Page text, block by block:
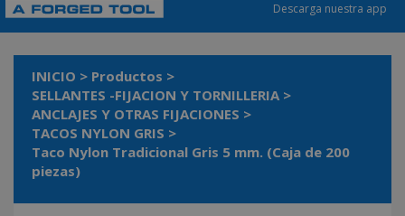
Descarga nuestra app
INICIO > Productos >
SELLANTES -FIJACION Y TORNILLERIA >
ANCLAJES Y OTRAS FIJACIONES >
TACOS NYLON GRIS >
Taco Nylon Tradicional Gris 5 mm. (Caja de 200
piezas)